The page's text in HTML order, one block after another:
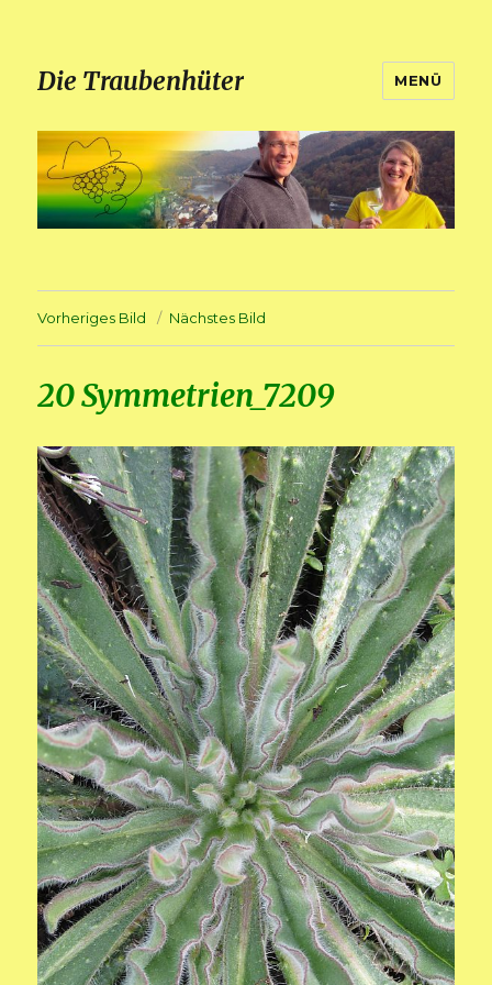
Die Traubenhüter MENÜ
Vorheriges Bild Nächstes Bild
20 Symmetrien_7209